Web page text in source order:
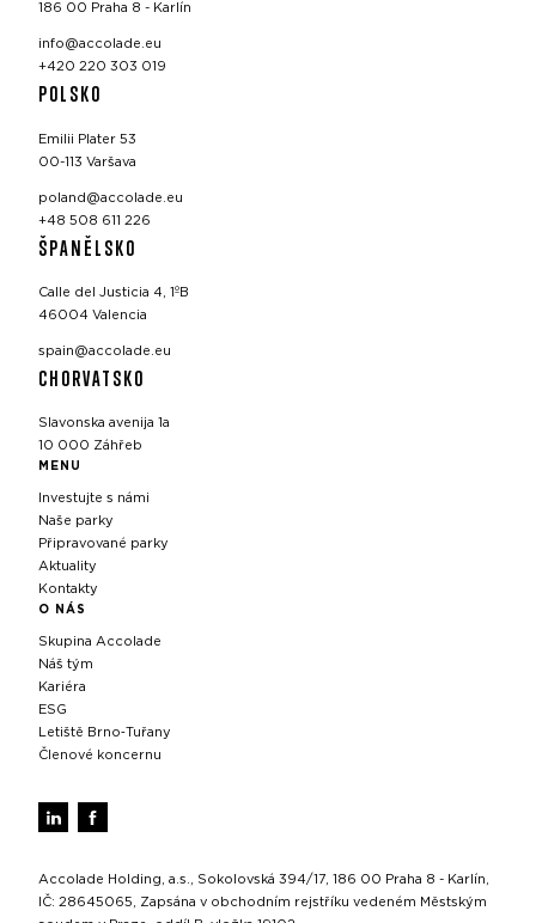
186 00 Praha 8 - Karlín
info@accolade.eu
+420 220 303 019
POLSKO
Emilii Plater 53
00-113 Varšava
poland@accolade.eu
+48 508 611 226
ŠPANĚLSKO
Calle del Justicia 4, 1ºB
46004 Valencia
spain@accolade.eu
CHORVATSKO
Slavonska avenija 1a
10 000 Záhřeb
MENU
Investujte s námi
Naše parky
Připravované parky
Aktuality
Kontakty
O NÁS
Skupina Accolade
Náš tým
Kariéra
ESG
Letiště Brno‑Tuřany
Členové koncernu
Accolade Holding, a.s., Sokolovská 394/17, 186 00 Praha 8 - Karlín,
IČ: 28645065, Zapsána v obchodním rejstříku vedeném Městským